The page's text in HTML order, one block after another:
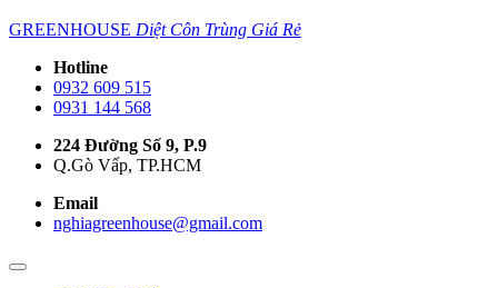
GREENHOUSE Diệt Côn Trùng Giá Rẻ
Hotline
0932 609 515
0931 144 568
224 Đường Số 9, P.9
Q.Gò Vấp, TP.HCM
Email
nghiagreenhouse@gmail.com